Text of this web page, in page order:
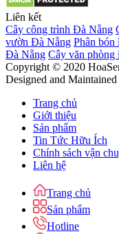
Liên kết
Cây công trình Đà Nẵng
vườn Đà Nẵng Phân
Đà Nẵng Cây văn
Copyright © 2020
Designed and
Trang chủ
Giới thiệu
Sản phẩm
Tin Tức Hữu Ích
Chính sách vận
Liên hệ
Trang chủ
Sản phẩm
Hotline